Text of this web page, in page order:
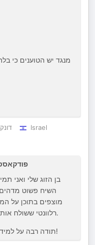
מנגד יש הטוענים כי
Israel
פודקאסט
בן הזוג שלי ואני
השיח פשוט
מוצפים בתוכן על
רלוונטי ששולח אותך למחשבות ששוברות את השגרה שלנו.
תודה רבה על למידה בדרך מדהימה ונעימה, מתים עליכם!